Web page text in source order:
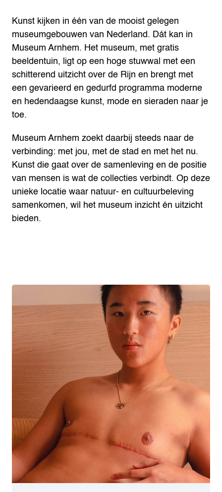
Kunst kijken in één van de mooist gelegen
museumgebouwen van Nederland. Dát kan in
Museum Arnhem. Het museum, met gratis
beeldentuin, ligt op een hoge stuwwal met een
schitterend uitzicht over de Rijn en brengt met
een gevarieerd en gedurfd programma moderne
en hedendaagse kunst, mode en sieraden naar je
toe.
Museum Arnhem zoekt daarbij steeds naar de
verbinding: met jou, met de stad en met het nu.
Kunst die gaat over de samenleving en de positie
van mensen is wat de collecties verbindt. Op deze
unieke locatie waar natuur- en cultuurbeleving
samenkomen, wil het museum inzicht én uitzicht
bieden.